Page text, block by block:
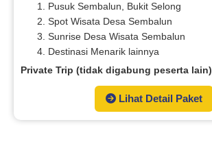
Pusuk Sembalun, Bukit Selong
Spot Wisata Desa Sembalun
Sunrise Desa Wisata Sembalun
Destinasi Menarik lainnya
Private Trip (tidak digabung peserta lain)
Lihat Detail Paket